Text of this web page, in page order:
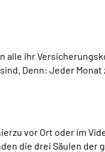
alle ihr
Denn: Jeder Monat
vor Ort oder im
die drei Säulen der